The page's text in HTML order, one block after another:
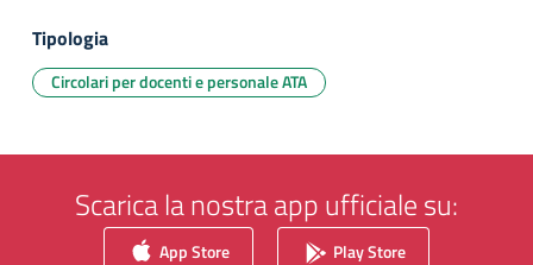
Tipologia
Circolari per docenti e personale ATA
Scarica la nostra app ufficiale su:
App Store Play Store